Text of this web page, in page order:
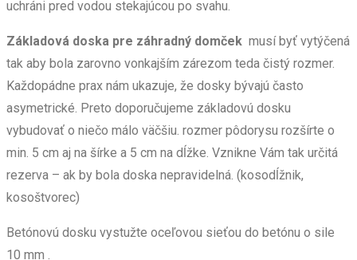
uchráni pred vodou stekajúcou po svahu.
Základová doska pre záhradný domček musí byť vytýčená
tak aby bola zarovno vonkajším zárezom teda čistý rozmer.
Každopádne prax nám ukazuje, že dosky bývajú často
asymetrické. Preto doporučujeme základovú dosku
vybudovať o niečo málo väčšiu. rozmer pôdorysu rozšírte o
min. 5 cm aj na šírke a 5 cm na dĺžke. Vznikne Vám tak určitá
rezerva – ak by bola doska nepravidelná. (kosodĺžnik,
kosoštvorec)
Betónovú dosku vystužte oceľovou sieťou do betónu o sile
10 mm .